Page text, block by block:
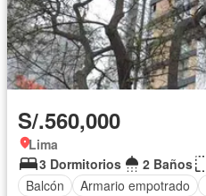
S/.560,000
Lima
3 Dormitorios
2 Baños
Balcón
Armario empotrado